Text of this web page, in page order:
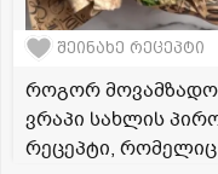
შეინახე რეცეპტი
როგორ
ვრაპი სახლის
რეცეპტი,